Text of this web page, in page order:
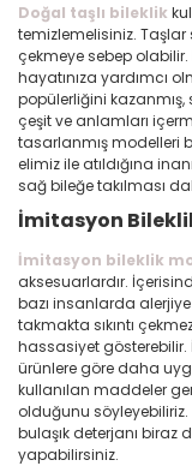
Doğal taşlı bileklik
temizlemelisiniz.
çekmeye sebep
hayatınıza yardımcı
popülerliğini kazanmış,
çeşit ve anlamları
tasarlanmış modelleri
elimiz ile atıldığına
sağ bileğe takılması
İmitasyon
İmitasyon bileklik
aksesuarlardır.
bazı insanlarda alerjiye
takmakta sıkıntı
hassasiyet
ürünlere göre daha
kullanılan maddeler
olduğunu
bulaşık deterjanı biraz
yapabilirsiniz.